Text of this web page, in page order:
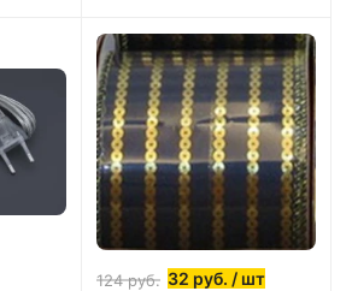
124руб. 32 руб. / шт